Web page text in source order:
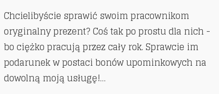
Chcielibyście sprawić swoim pracownikom
oryginalny prezent? Coś tak po prostu dla nich -
bo ciężko pracują przez cały rok. Sprawcie im
podarunek w postaci bonów upominkowych na
dowolną moją usługę!…